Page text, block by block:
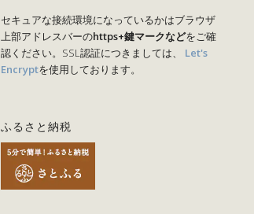
セキュアな接続環境になっているかはブラウザ
上部アドレスバーのhttps+鍵マークなどをご確
認ください。SSL認証につきましては、
Let's
Encryptを使用しております。
ふるさと納税